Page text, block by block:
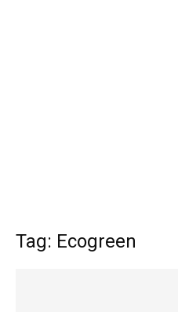
Tag: Ecogreen